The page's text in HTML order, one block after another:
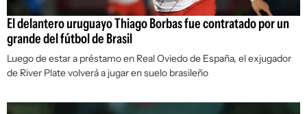
El delantero uruguayo Thiago Borbas fue contratado por un
grande del fútbol de Brasil
Luego de estar a préstamo en Real Oviedo de España, el exjugador
de River Plate volverá a jugar en suelo brasileño